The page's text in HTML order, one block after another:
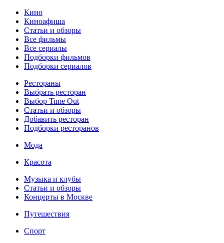
Кино
Киноафиша
Статьи и обзоры
Все фильмы
Все сериалы
Подборки фильмов
Подборки сериалов
Рестораны
Выбрать ресторан
Выбор Time Out
Статьи и обзоры
Добавить ресторан
Подборки ресторанов
Мода
Красота
Музыка и клубы
Статьи и обзоры
Концерты в Москве
Путешествия
Спорт